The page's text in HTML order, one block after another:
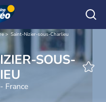
Saint-Nizier-sous-Charlieu
France